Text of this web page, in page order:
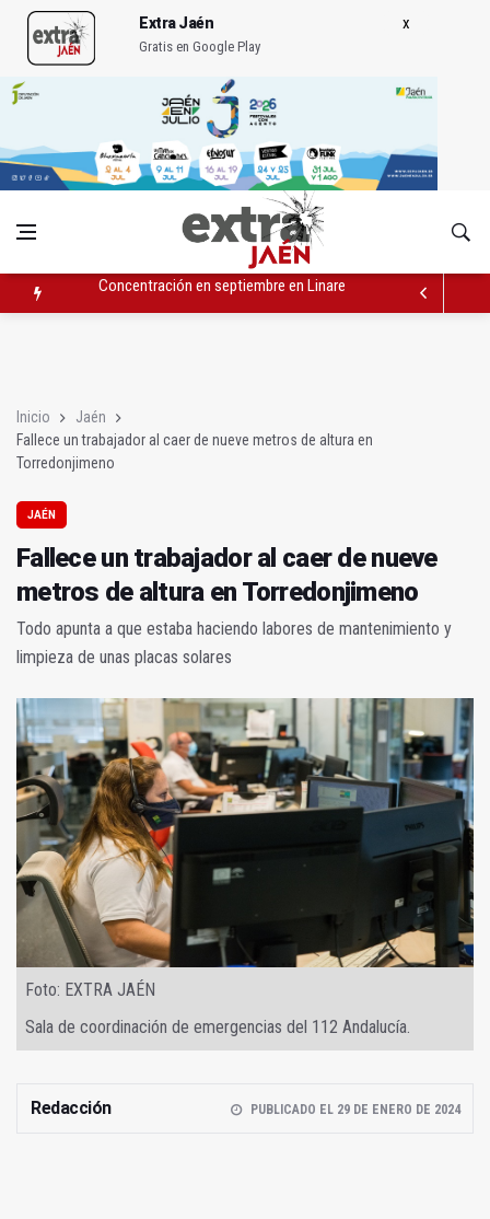
Extra Jaén
Gratis en Google Play
El barrio de San Felipe cuenta ya con un nuevo parque canino
Inicio
Jaén
Fallece un trabajador al caer de nueve metros de altura en
Torredonjimeno
JAÉN
Fallece un trabajador al caer de nueve
metros de altura en Torredonjimeno
Todo apunta a que estaba haciendo labores de mantenimiento y
limpieza de unas placas solares
Foto: EXTRA JAÉN
Sala de coordinación de emergencias del 112 Andalucía.
Redacción PUBLICADO EL 29 DE ENERO DE 2024